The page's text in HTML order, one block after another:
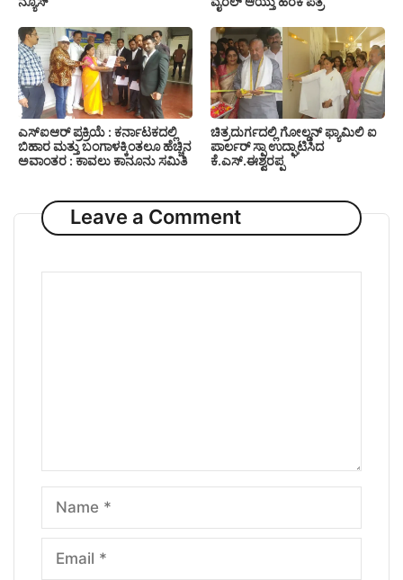
ಎಸ್‍ಐಆರ್ ಪ್ರಕ್ರಿಯೆ : ಕರ್ನಾಟಕದಲ್ಲಿ
ಬಿಹಾರ ಮತ್ತು ಬಂಗಾಳಕ್ಕಿಂತಲೂ ಹೆಚ್ಚಿನ
ಅವಾಂತರ : ಕಾವಲು ಕಾನೂನು ಸಮಿತಿ
ಚಿತ್ರದುರ್ಗದಲ್ಲಿ ಗೋಲ್ಡನ್ ಫ್ಯಾಮಿಲಿ ಐ
ಪಾರ್ಲರ್ ಸ್ಪಾ ಉದ್ಘಾಟಿಸಿದ
ಕೆ.ಎಸ್.ಈಶ್ವರಪ್ಪ
Leave a Comment